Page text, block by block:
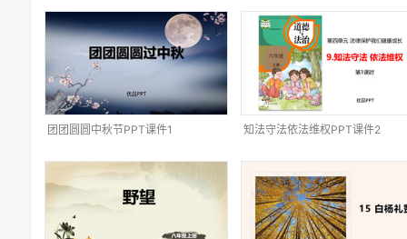
团团圆圆中秋节PPT课件1 知法守法依法维权PPT课件2